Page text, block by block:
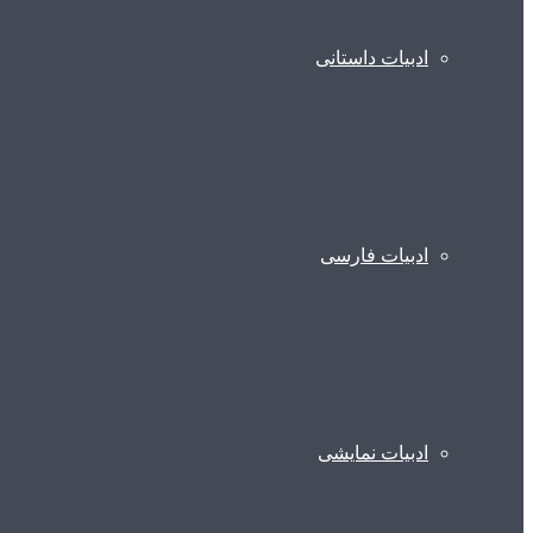
ادبیات داستانی
ادبیات فارسی
ادبیات نمایشی